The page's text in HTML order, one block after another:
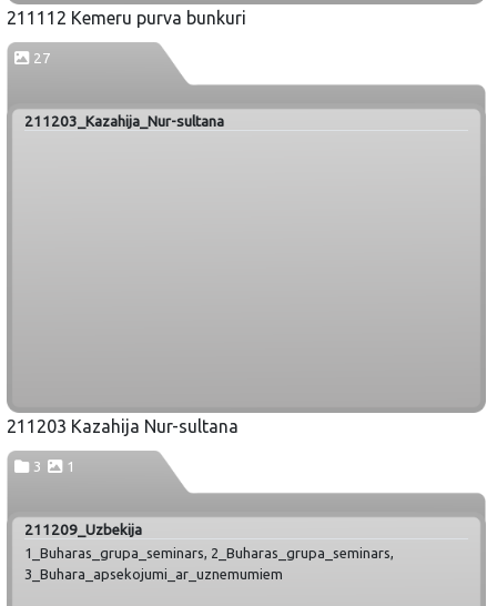
211112 Kemeru purva bunkuri
27
211203_Kazahija_Nur-sultana
211203 Kazahija Nur-sultana
3 1
211209_Uzbekija
1_Buharas_grupa_seminars, 2_Buharas_grupa_seminars,
3_Buhara_apsekojumi_ar_uznemumiem